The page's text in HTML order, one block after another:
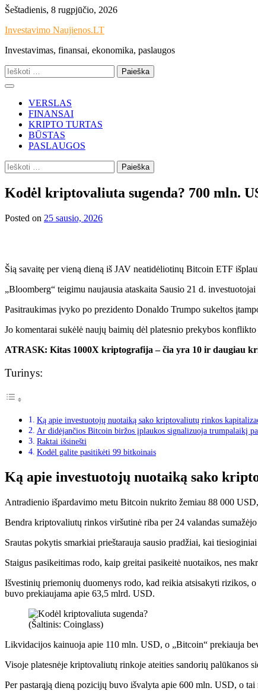
Skip
content
Šeštadienis, 8 rugpjūčio, 2026
Investavimo Naujienos.LT
Investavimas, finansai, ekonomika, paslaugos
Ieškoti:
VERSLAS
FINANSAI
KRIPTO TURTAS
BŪSTAS
PASLAUGOS
Ieškoti:
Kodėl kriptovaliuta sugenda? 700 mln.
Posted on 25 sausio, 2026
Šią savaitę per vieną dieną iš JAV neatidėliotinų Bitcoin ETF
„Bloomberg“ teigimu naujausia ataskaita Sausio 21 d.
Pasitraukimas įvyko po prezidento Donaldo Trumpo sukeltos
Jo komentarai sukėlė naujų baimių dėl platesnio prekybos
ATRASK: Kitas 1000X kriptografija – čia yra 10 ir daugiau
Turinys:
Ką apie investuotojų nuotaiką sako kriptovaliutų rinkos
Ar didėjančios Bitcoin biržos įplaukos signalizuoja trumpalaikį
Raktai išsinešti
Kodėl galite pasitikėti 99 bitkoinais
Ką apie investuotojų nuotaiką sako
Antradienio išpardavimo metu Bitcoin nukrito žemiau 88 000
Bendra kriptovaliutų rinkos viršutinė riba per 24 valandas
Srautas pokytis smarkiai prieštarauja sausio pradžiai, kai
Staigus pasikeitimas rodo, kaip greitai pasikeitė nuotaikos, nes
Išvestinių priemonių duomenys rodo, kad reikia atsisakyti rizikos,
buvo prekiaujama apie 63,5 mlrd. USD.
(Šaltinis: Coinglass)
Likvidacijos kainuoja apie 110 mln. USD, o „Bitcoin“ prekiauja
Visoje platesnėje kriptovaliutų rinkoje ateities sandorių
Per pastarąją dieną pozicijų buvo išvalyta apie 600 mln. USD, o